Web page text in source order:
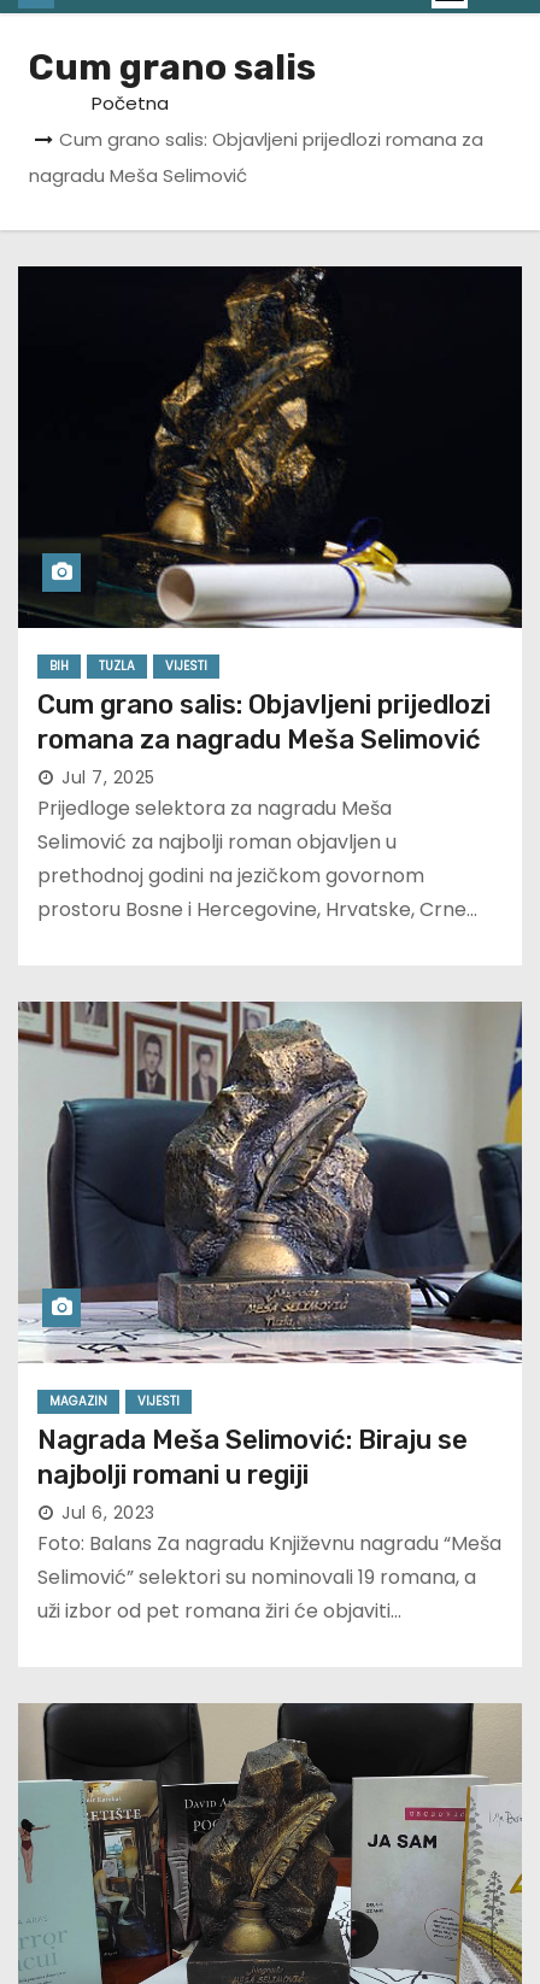
Cum grano salis
Početna
Cum grano salis: Objavljeni prijedlozi romana za
nagradu Meša Selimović
BIH TUZLA VIJESTI
Cum grano salis: Objavljeni prijedlozi
romana za nagradu Meša Selimović
Jul 7, 2025
Prijedloge selektora za nagradu Meša
Selimović za najbolji roman objavljen u
prethodnoj godini na jezičkom govornom
prostoru Bosne i Hercegovine, Hrvatske, Crne…
MAGAZIN VIJESTI
Nagrada Meša Selimović: Biraju se
najbolji romani u regiji
Jul 6, 2023
Foto: Balans Za nagradu Književnu nagradu “Meša
Selimović” selektori su nominovali 19 romana, a
uži izbor od pet romana žiri će objaviti…